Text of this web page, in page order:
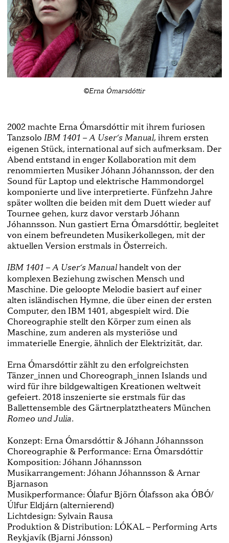
©Erna Ómarsdóttir
2002 machte Erna Ómarsdóttir mit ihrem furiosen
Tanzsolo IBM 1401 – A User‘s Manual, ihrem ersten
eigenen Stück, international auf sich aufmerksam. Der
Abend entstand in enger Kollaboration mit dem
renommierten Musiker Jóhann Jóhannsson, der den
Sound für Laptop und elektrische Hammondorgel
komponierte und live interpretierte. Fünfzehn Jahre
später wollten die beiden mit dem Duett wieder auf
Tournee gehen, kurz davor verstarb Jóhann
Jóhannsson. Nun gastiert Erna Ómarsdóttir, begleitet
von einem befreundeten Musikerkollegen, mit der
aktuellen Version erstmals in Österreich.
IBM 1401 – A User‘s Manualhandelt von der
komplexen Beziehung zwischen Mensch und
Maschine. Die geloopte Melodie basiert auf einer
alten isländischen Hymne, die über einen der ersten
Computer, den IBM 1401, abgespielt wird. Die
Choreographie stellt den Körper zum einen als
Maschine, zum anderen als mysteriöse und
immaterielle Energie, ähnlich der Elektrizität, dar.
Erna Ómarsdóttir zählt zu den erfolgreichsten
Tänzer_innen und Choreograph_innen Islands und
wird für ihre bildgewaltigen Kreationen weltweit
gefeiert. 2018 inszenierte sie erstmals für das
Ballettensemble des Gärtnerplatztheaters München
Romeo und Julia.
Konzept: Erna Ómarsdóttir & Jóhann Jóhannsson
Choreographie & Performance: Erna Ómarsdóttir
Komposition: Jóhann Jóhannsson
Musikarrangement: Jóhann Jóhannsson & Arnar
Bjarnason
Musikperformance: Ólafur Björn Ólafsson aka ÓBÓ/
Úlfur Eldjárn (alternierend)
Lichtdesign: Sylvain Rausa
Produktion & Distribution: LÓKAL – Performing Arts
Reykjavík (Bjarni Jónsson)